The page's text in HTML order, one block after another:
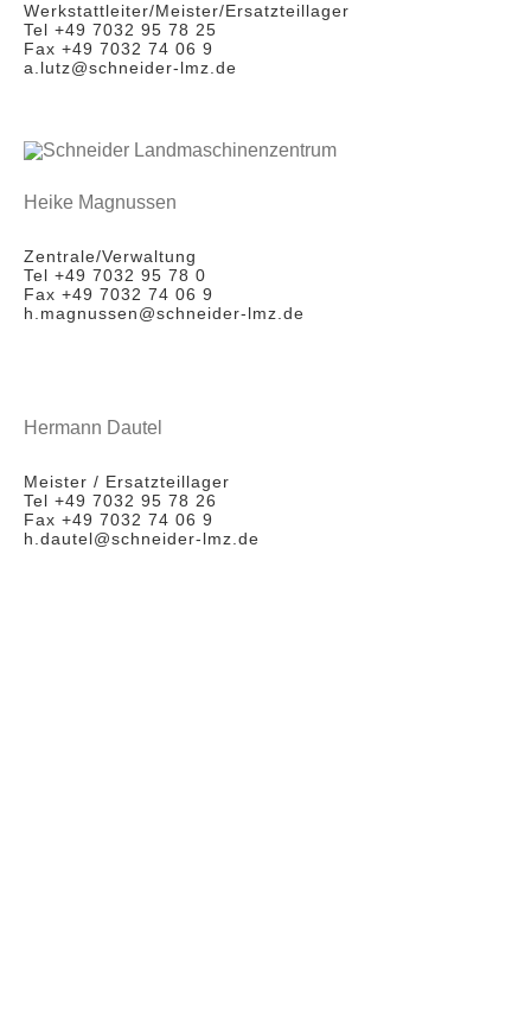
Werkstattleiter/Meister/Ersatzteillager
Tel +49 7032 95 78 25
Fax +49 7032 74 06 9
a.lutz@schneider-lmz.de
Heike Magnussen
Zentrale/Verwaltung
Tel +49 7032 95 78 0
Fax +49 7032 74 06 9
h.magnussen@schneider-lmz.de
Hermann Dautel
Meister / Ersatzteillager
Tel +49 7032 95 78 26
Fax +49 7032 74 06 9
h.dautel@schneider-lmz.de